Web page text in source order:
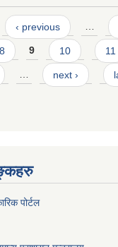
‹ previous …
8 9 10 11
… next ›
पोर्टल